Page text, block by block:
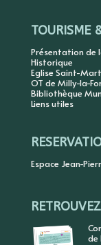
TOURISME
Présentation de
Historique
Eglise Saint-
OT de Milly-la-
Bibliothèque
Liens utiles
Espace Jean-
de